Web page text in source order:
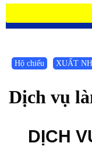
Hộ chiếu XUẤT
Dịch vụ
DỊCH